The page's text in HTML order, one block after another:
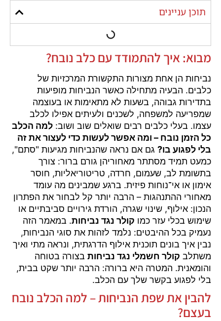
תוכן עניינים
מבוא: איך להתמודד עם כלב נובח?
נביחות הן אחת מצורות התקשורת המרכזיות של
כלבים. הבעיה מתחילה כאשר הנביחות מופיעות
בתדירות גבוהה, בשעות לא מתאימות או בעוצמה
שמפריעה למשפחה, לשכנים ולעיתים אפילו לכלב
עצמו. בעלי כלבים רבים שואלים שוב ושוב: למה הכלב
כל הזמן נובח – ומה אפשר לעשות כדי לעצור את זה
בלי לפגוע בו? גם אם נראה שהנביחות מגיעות "סתם",
כמעט תמיד מסתתר מאחוריהן גורם ברור: צורך
בתשומת לב, שעמום, חרדה, טריטוריאליות, חוסר
אימון או אי־נוחות פיזית. ברגע שמבינים מה עומד
מאחורי ההתנהגות – הרבה יותר קל לבחור את הפתרון
הנכון: אילוף, שינוי שגרה, הורדת גירויים סביבתיים או
שימוש בכלי עזר כמו קולר נגד נביחות. במאמר הזה
נעמיק בכל ההיבטים: נלמד לזהות את סוגי הנביחות,
נבין איך בונים תוכנית אילוף הדרגתית, ונראה מתי ואיך
משתלב קולר חשמלי נגד נביחות בצורה בטוחה
והומאנית. המטרה היא ברורה: הרבה יותר שקט בבית,
בלי לפגוע בקשר שלך עם הכלב.
להבין את שפת הנביחות – למה הכלב נובח
בעצם?